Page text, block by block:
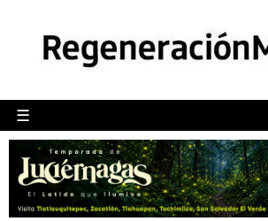
☰
POLÍTICA
CAMALEÓN
OPINIÓN
DEPORTES